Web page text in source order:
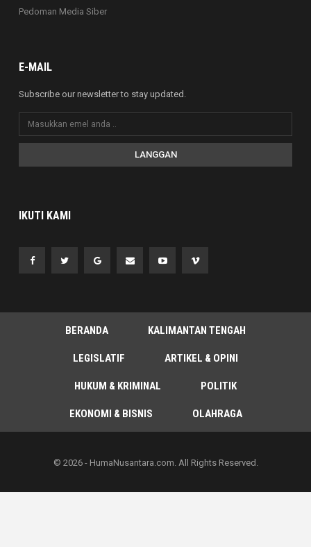
Pedoman Media Siber
E-MAIL
Subscribe our newsletter to stay updated.
LANGGAN
IKUTI KAMI
BERANDA KALIMANTAN TENGAH
LEGISLATIF ARTIKEL & OPINI
HUKUM & KRIMINAL POLITIK
EKONOMI & BISNIS OLAHRAGA
© 2026 - HumaNusantara.com. All Rights Reserved.